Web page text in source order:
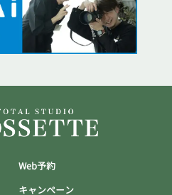
Web予約
キャンぺーン